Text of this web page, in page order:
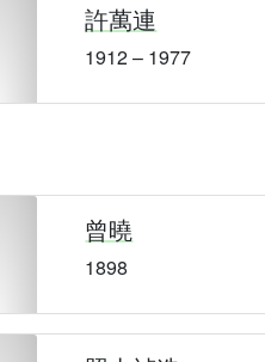
許萬連
1912 – 1977
曾曉
1898